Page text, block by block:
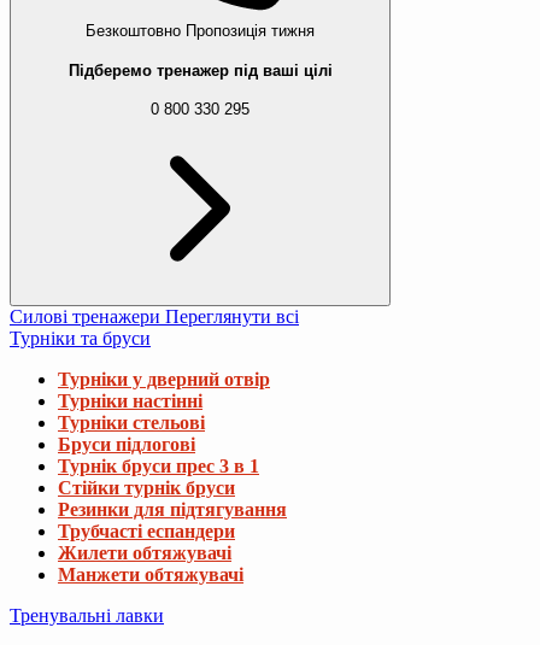
Безкоштовно Пропозиція тижня
Підберемо тренажер під ваші цілі
0 800 330 295
Силові тренажери Переглянути всі
Турніки та бруси
Турніки у дверний отвір
Турніки настінні
Турніки стельові
Бруси підлогові
Турнік бруси прес 3 в 1
Стійки турнік бруси
Резинки для підтягування
Трубчасті еспандери
Жилети обтяжувачі
Манжети обтяжувачі
Тренувальні лавки